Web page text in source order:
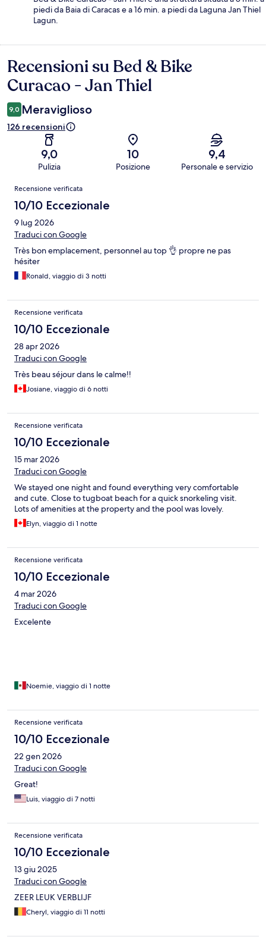
piedi da Baia di Caracas e a 16 min. a piedi da Laguna Jan Thiel
Lagun.
Recensioni
Recensioni su Bed & Bike
Curacao - Jan Thiel
9,0 Meraviglioso
126 recensioni
9,0
Pulizia
10
Posizione
9,4
Personale e servizio
Recensioni
Recensione verificata
10/10 Eccezionale
9 lug 2026
Traduci con Google
Très bon emplacement, personnel au top 👌 propre ne pas
hésiter
Ronald, viaggio di 3 notti
Recensione verificata
10/10 Eccezionale
28 apr 2026
Traduci con Google
Très beau séjour dans le calme!!
Josiane, viaggio di 6 notti
Recensione verificata
10/10 Eccezionale
15 mar 2026
Traduci con Google
We stayed one night and found everything very comfortable
and cute. Close to tugboat beach for a quick snorkeling visit.
Lots of amenities at the property and the pool was lovely.
Elyn, viaggio di 1 notte
Recensione verificata
10/10 Eccezionale
4 mar 2026
Traduci con Google
Excelente
Noemie, viaggio di 1 notte
Recensione verificata
10/10 Eccezionale
22 gen 2026
Traduci con Google
Great!
Luis, viaggio di 7 notti
Recensione verificata
10/10 Eccezionale
13 giu 2025
Traduci con Google
ZEER LEUK VERBLIJF
Cheryl, viaggio di 11 notti